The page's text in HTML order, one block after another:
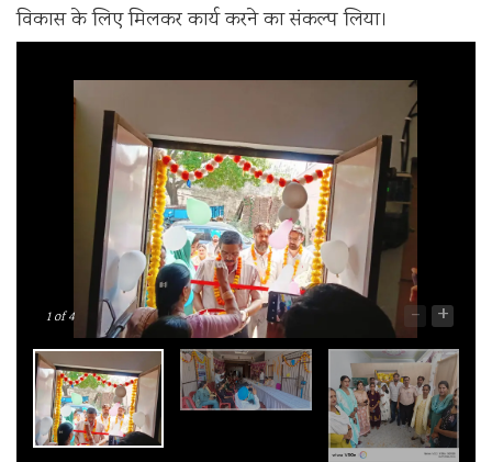
विकास के लिए मिलकर कार्य करने का संकल्प लिया।
1of 4 - +